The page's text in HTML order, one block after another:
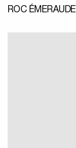
ROC ÉMERAUDE